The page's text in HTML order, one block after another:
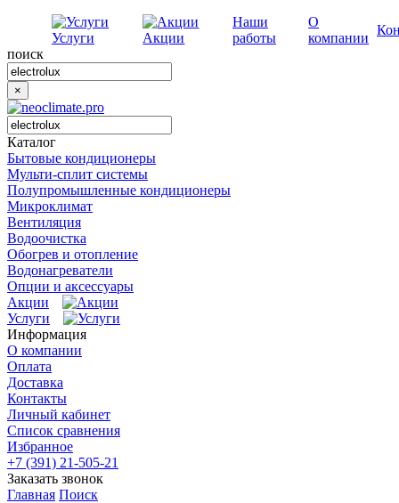
Услуги Акции
Наши
работы
О
компании
поиск
×
Каталог
Бытовые кондиционеры
Мульти-сплит системы
Полупромышленные кондиционеры
Микроклимат
Вентиляция
Водоочистка
Обогрев и отопление
Водонагреватели
Опции и аксессуары
Акции
Услуги
Информация
О компании
Оплата
Доставка
Контакты
Личный кабинет
Список сравнения
Избранное
+7 (391) 21-505-21
Заказать звонок
Главная Поиск